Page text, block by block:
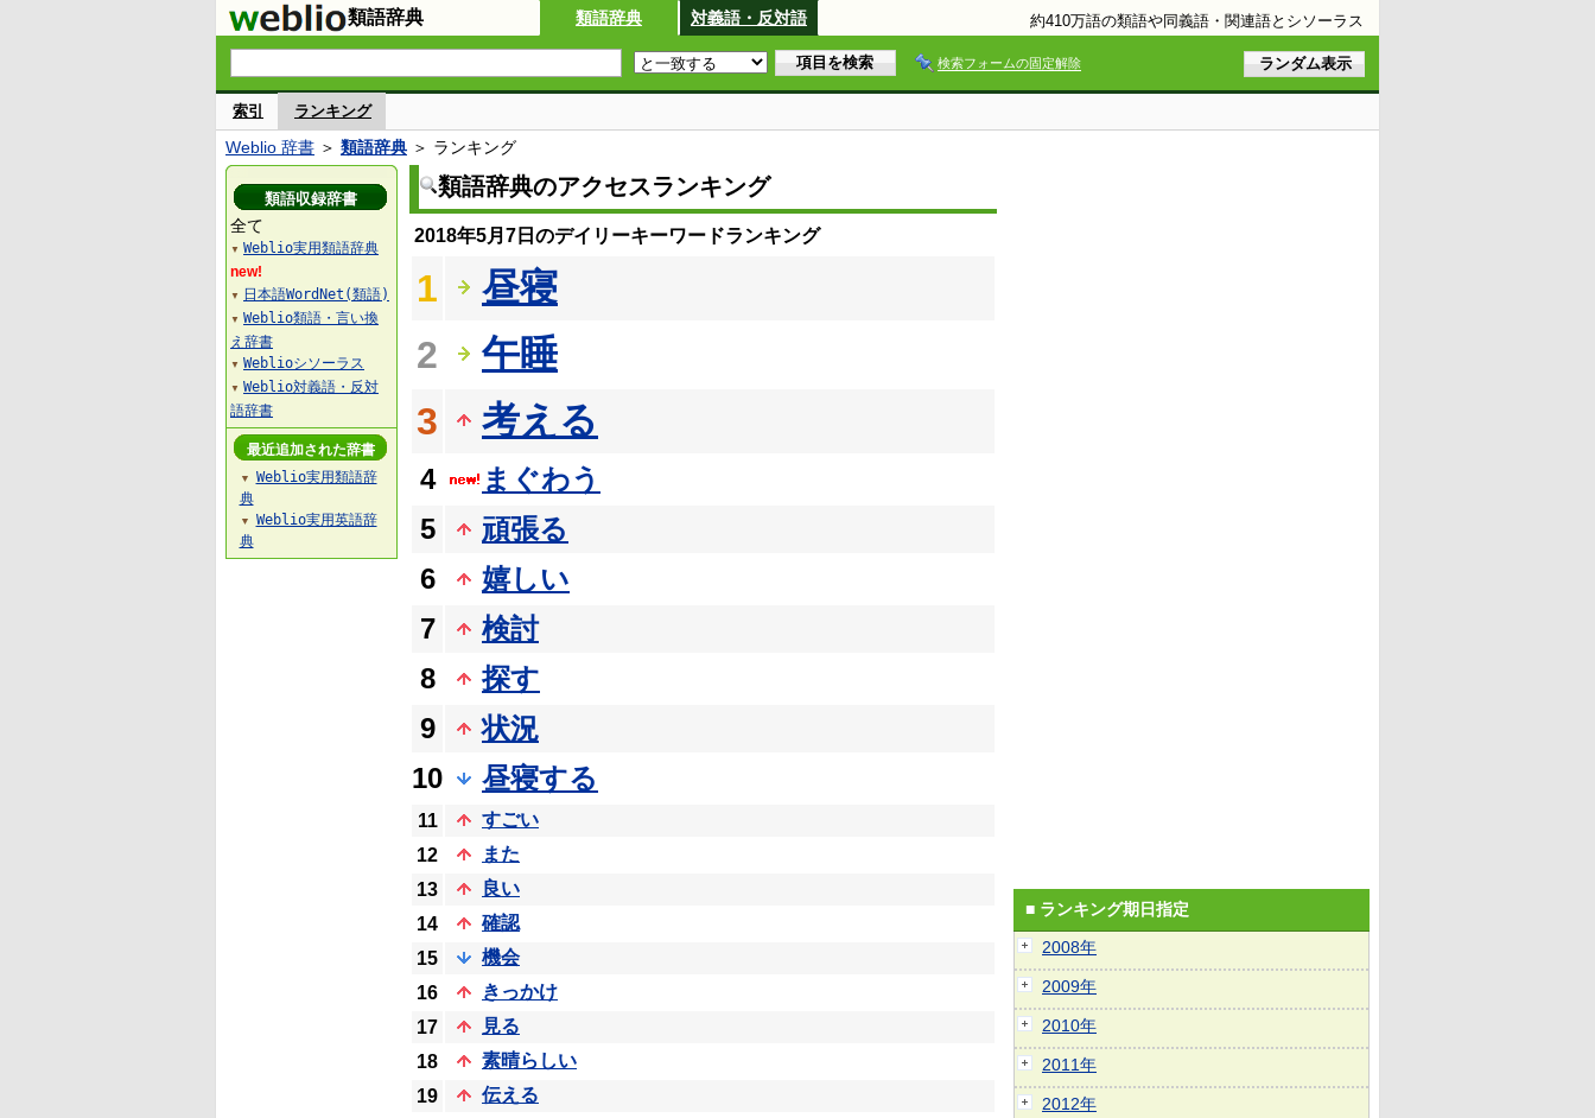
類語辞典 類語辞典 対義語・反対語 約410万語の類語や同義語・関連語とシソーラス
検索フォームの固定解除
索引 ランキング
Weblio 辞書 ＞ 類語辞典 ＞ ランキング
類語辞典のアクセスランキング
2018年5月7日のデイリーキーワードランキング
1
昼寝
2
午睡
3
考える
4
まぐわう
5
頑張る
6
嬉しい
7
検討
8
探す
9
状況
10
昼寝する
11
すごい
12
また
13
良い
14
確認
15
機会
16
きっかけ
17
見る
18
素晴らしい
19
伝える
類語収録辞書
全て
▼ Weblio実用類語辞典
new!
▼ 日本語WordNet(類語)
▼ Weblio類語・言い換
え辞書
▼ Weblioシソーラス
▼ Weblio対義語・反対
語辞書
最近追加された辞書
▼
Weblio実用類語辞
典
▼
Weblio実用英語辞
典
■ ランキング期日指定
2008年
2009年
2010年
2011年
2012年